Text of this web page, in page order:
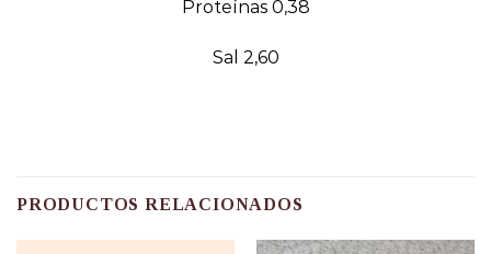
Proteínas 0,38
Sal 2,60
PRODUCTOS RELACIONADOS